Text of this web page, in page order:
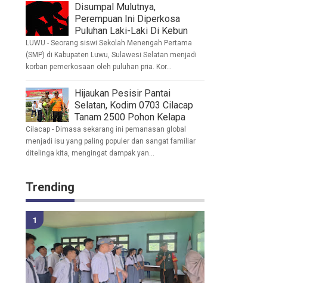
Disumpal Mulutnya,
Perempuan Ini Diperkosa
Puluhan Laki-Laki Di Kebun
LUWU - Seorang siswi Sekolah Menengah Pertama
(SMP) di Kabupaten Luwu, Sulawesi Selatan menjadi
korban pemerkosaan oleh puluhan pria. Kor...
Hijaukan Pesisir Pantai
Selatan, Kodim 0703 Cilacap
Tanam 2500 Pohon Kelapa
Cilacap - Dimasa sekarang ini pemanasan global
menjadi isu yang paling populer dan sangat familiar
ditelinga kita, mengingat dampak yan...
Trending